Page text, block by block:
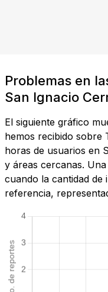
Problemas en
San Ignacio
El siguiente gráfico
hemos recibido sobre
horas de usuarios en
y áreas cercanas.
cuando la cantidad de
referencia,